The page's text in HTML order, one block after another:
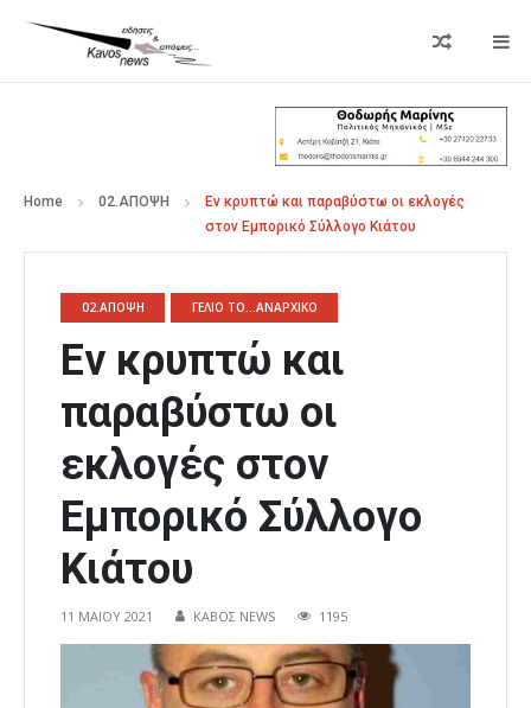
Home 02.ΑΠΟΨΗ
Εν κρυπτώ και παραβύστω οι εκλογές
στον Εμπορικό Σύλλογο Κιάτου
02.ΑΠΟΨΗ ΓΕΛΙΟ ΤΟ...ΑΝΑΡΧΙΚΟ
Εν κρυπτώ και
παραβύστω οι
εκλογές στον
Εμπορικό Σύλλογο
Κιάτου
11 ΜΑΪ́ΟΥ 2021 ΚΑΒΟΣ NEWS 1195